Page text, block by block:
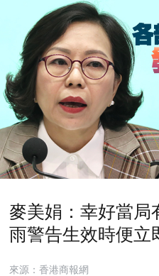
麥美娟：幸好當局
雨警告生效時便立
來源：香港商報網